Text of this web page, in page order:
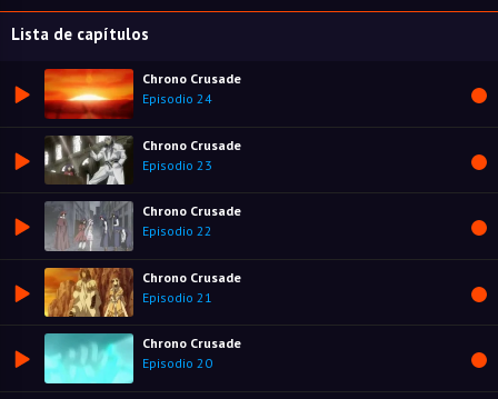
Lista de capítulos
Chrono Crusade
Episodio 24
Chrono Crusade
Episodio 23
Chrono Crusade
Episodio 22
Chrono Crusade
Episodio 21
Chrono Crusade
Episodio 20